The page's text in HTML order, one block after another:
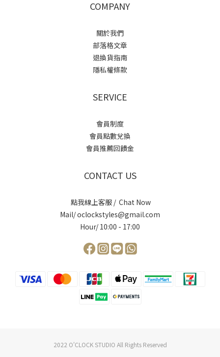
COMPANY
關於我們
部落格文章
退換貨指南
隱私權條款
SERVICE
會員制度
會員點數兌換
會員推薦回饋金
CONTACT US
點我線上客服 / Chat Now
Mail/ oclockstyles@gmail.com
Hour/ 10:00 - 17:00
2022 O'CLOCK STUDIO All Rights Reserved